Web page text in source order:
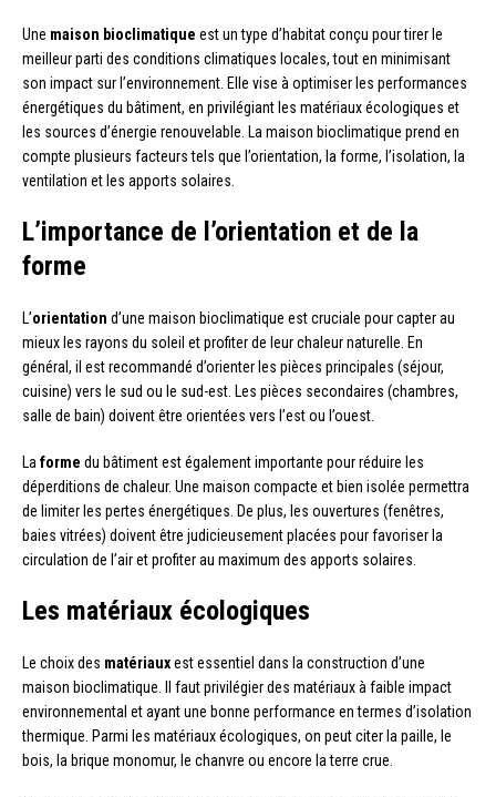
Une maison bioclimatique est un type d’habitat conçu pour tirer le
meilleur parti des conditions climatiques locales, tout en minimisant
son impact sur l’environnement. Elle vise à optimiser les performances
énergétiques du bâtiment, en privilégiant les matériaux écologiques et
les sources d’énergie renouvelable. La maison bioclimatique prend en
compte plusieurs facteurs tels que l’orientation, la forme, l’isolation, la
ventilation et les apports solaires.
L’importance de l’orientation et de la
forme
L’orientation d’une maison bioclimatique est cruciale pour capter au
mieux les rayons du soleil et profiter de leur chaleur naturelle. En
général, il est recommandé d’orienter les pièces principales (séjour,
cuisine) vers le sud ou le sud-est. Les pièces secondaires (chambres,
salle de bain) doivent être orientées vers l’est ou l’ouest.
Laforme du bâtiment est également importante pour réduire les
déperditions de chaleur. Une maison compacte et bien isolée permettra
de limiter les pertes énergétiques. De plus, les ouvertures (fenêtres,
baies vitrées) doivent être judicieusement placées pour favoriser la
circulation de l’air et profiter au maximum des apports solaires.
Les matériaux écologiques
Le choix des matériauxest essentiel dans la construction d’une
maison bioclimatique. Il faut privilégier des matériaux à faible impact
environnemental et ayant une bonne performance en termes d’isolation
thermique. Parmi les matériaux écologiques, on peut citer la paille, le
bois, la brique monomur, le chanvre ou encore la terre crue.